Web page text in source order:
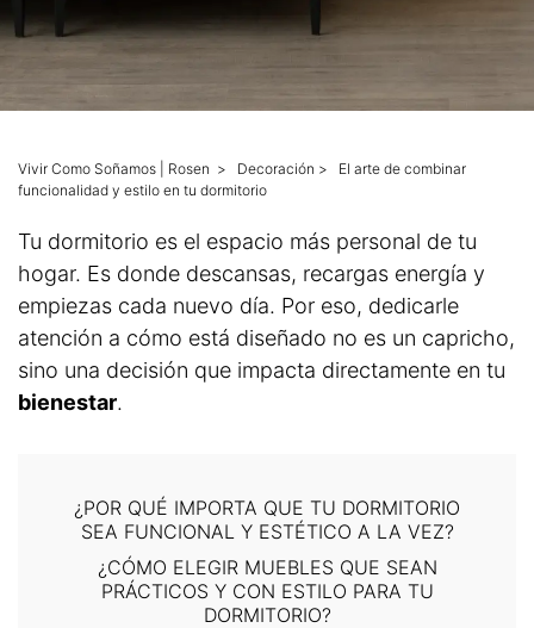
Vivir Como Soñamos | Rosen > Decoración > El arte de combinar
funcionalidad y estilo en tu dormitorio
Tu dormitorio es el espacio más personal de tu
hogar. Es donde descansas, recargas energía y
empiezas cada nuevo día. Por eso, dedicarle
atención a cómo está diseñado no es un capricho,
sino una decisión que impacta directamente en tu
bienestar.
¿POR QUÉ IMPORTA QUE TU DORMITORIO
SEA FUNCIONAL Y ESTÉTICO A LA VEZ?
¿CÓMO ELEGIR MUEBLES QUE SEAN
PRÁCTICOS Y CON ESTILO PARA TU
DORMITORIO?